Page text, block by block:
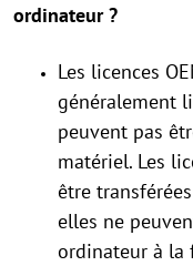
ordinateur ?
Les licences
généralement
peuvent pas
matériel. Les
être
elles ne
ordinateur à la